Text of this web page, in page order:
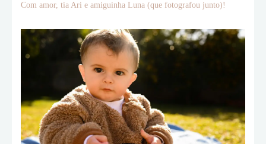
Com amor, tia Ari e amiguinha Luna (que fotografou junto)!